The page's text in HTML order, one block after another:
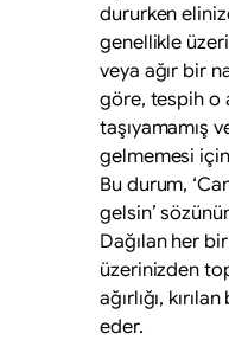
dururken
genellikle
veya ağır bir
göre, tespih o
taşıyamamış
gelmemesi
Bu durum,
gelsin’
Dağılan her
üzerinizden
ağırlığı,
eder.